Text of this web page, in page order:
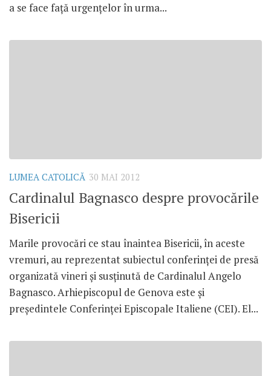
a se face faţă urgenţelor în urma...
LUMEA CATOLICĂ 30 MAI 2012
Cardinalul Bagnasco despre provocările
Bisericii
Marile provocări ce stau înaintea Bisericii, în aceste
vremuri, au reprezentat subiectul conferinţei de presă
organizată vineri şi susţinută de Cardinalul Angelo
Bagnasco. Arhiepiscopul de Genova este şi
preşedintele Conferinţei Episcopale Italiene (CEI). El...